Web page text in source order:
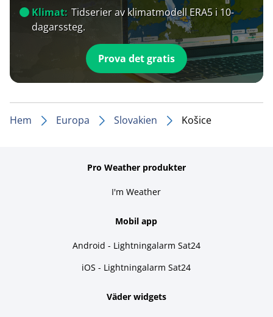
Klimat: Tidserier av klimatmodell ERA5 i 10-
dagarssteg.
Prova det gratis
Hem Europa Slovakien Košice
Pro Weather produkter
I'm Weather
Mobil app
Android - Lightningalarm Sat24
iOS - Lightningalarm Sat24
Väder widgets